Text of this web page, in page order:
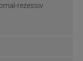
rezessiv